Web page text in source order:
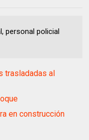
personal policial
trasladadas al
en construcción